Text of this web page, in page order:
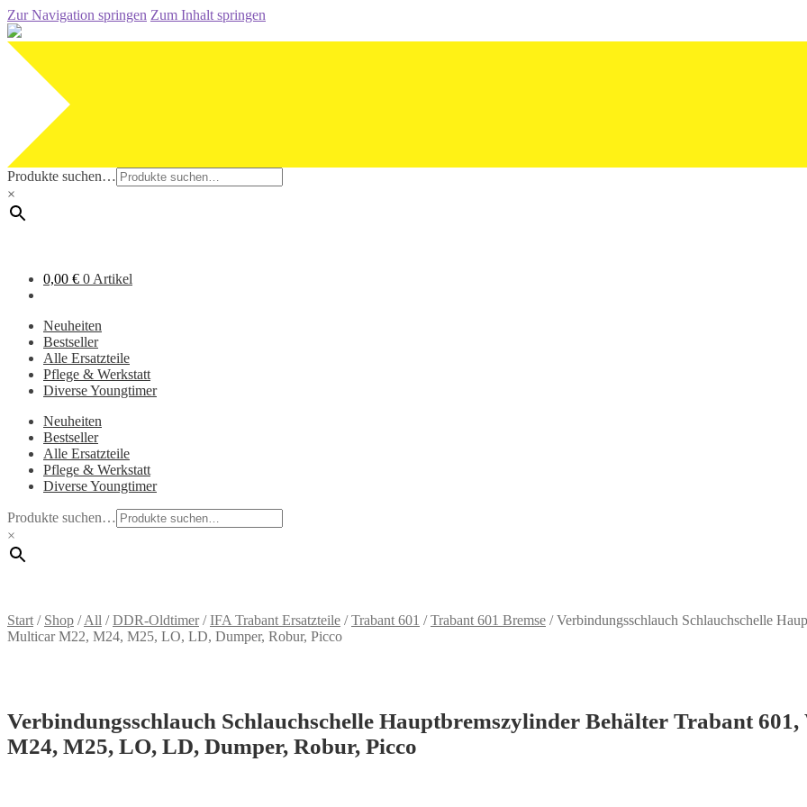
Zur Navigation springen Zum Inhalt springen
Produkte suchen…
×
0,00 € 0 Artikel
Neuheiten
Bestseller
Alle Ersatzteile
Pflege & Werkstatt
Diverse Youngtimer
Neuheiten
Bestseller
Alle Ersatzteile
Pflege & Werkstatt
Diverse Youngtimer
Produkte suchen…
×
Start / Shop /All /DDR-Oldtimer/IFA Trabant Ersatzteile /Trabant 601 /Trabant 601 Bremse /Verbindungsschlauch Schlauchschelle
Multicar M22, M24, M25, LO, LD, Dumper, Robur, Picco
Verbindungsschlauch Schlauchschelle Hauptbremszylinder Behälter Trabant
M24, M25, LO, LD, Dumper, Robur, Picco